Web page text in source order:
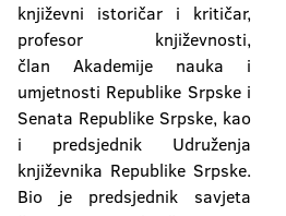
književni istoričar i kritičar,
profesor književnosti,
član Akademije nauka i
umjetnosti Republike Srpske i
Senata Republike Srpske, kao
i predsjednik Udruženja
književnika Republike Srpske.
Bio je predsjednik savjeta